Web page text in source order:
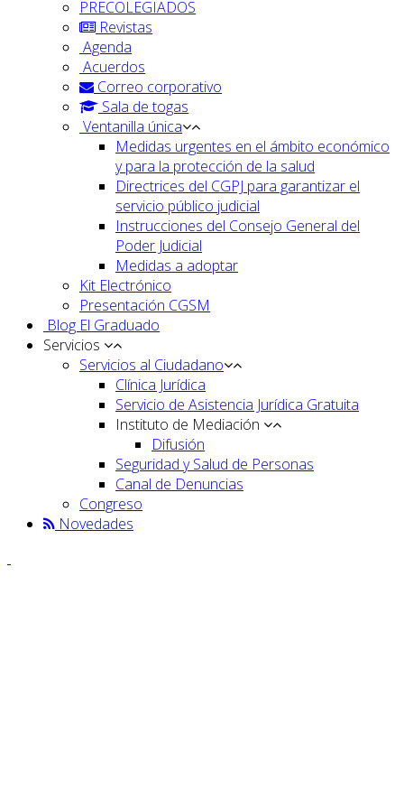
PRECOLEGIADOS
Revistas
Agenda
Acuerdos
Correo corporativo
Sala de togas
Ventanilla única
Medidas urgentes en el ámbito económico
y para la protección de la salud
Directrices del CGPJ para garantizar el
servicio público judicial
Instrucciones del Consejo General del
Poder Judicial
Medidas a adoptar
Kit Electrónico
Presentación CGSM
Blog El Graduado
Servicios
Servicios al Ciudadano
Clínica Jurídica
Servicio de Asistencia Jurídica Gratuita
Instituto de Mediación
Difusión
Seguridad y Salud de Personas
Canal de Denuncias
Congreso
Novedades